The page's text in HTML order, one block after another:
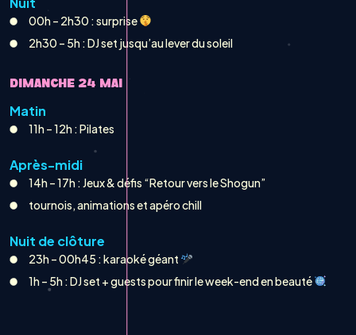
00h – 2h30 : surprise
2h30 – 5h : DJ set jusqu’au lever du soleil
DIMANCHE 24 MAI
Matin
11h – 12h : Pilates
Après-midi
14h – 17h : Jeux & défis “Retour vers le Shogun”
tournois, animations et apéro chill
Nuit de clôture
23h – 00h45 : karaoké géant
1h – 5h : DJ set + guests pour finir le week-end en beauté